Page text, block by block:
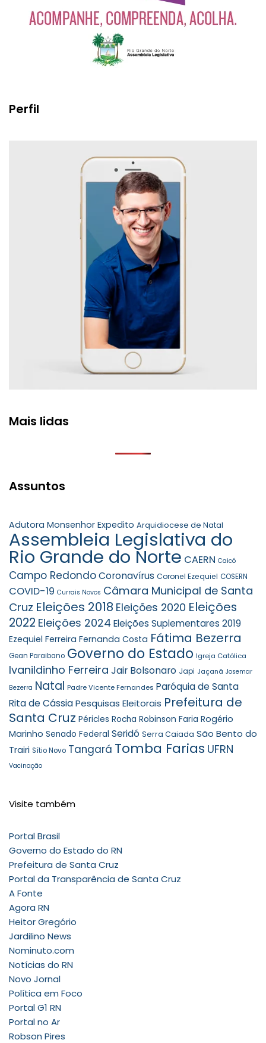
Perfil
Mais lidas
Assuntos
Adutora Monsenhor Expedito Arquidiocese de Natal
Assembleia Legislativa do
Rio Grande do Norte CAERN Caicó
Campo RedondoCoronavírus Coronel Ezequiel COSERN
COVID-19 Currais Novos Câmara Municipal de Santa
Cruz Eleições 2018 Eleições 2020 Eleições
2022 Eleições 2024 Eleições Suplementares 2019
Ezequiel Ferreira Fernanda Costa Fátima Bezerra
Gean Paraibano Governo do Estado Igreja Católica
Ivanildinho Ferreira Jair Bolsonaro Japi Jaçanã Josemar
Bezerra Natal Padre Vicente Fernandes Paróquia de Santa
Rita de CássiaPesquisas Eleitorais Prefeitura de
Santa Cruz Péricles Rocha Robinson Faria Rogério
Marinho Senado Federal Seridó Serra Caiada São Bento do
Trairi Sítio Novo Tangará Tomba Farias UFRN
Vacinação
Visite também
Portal Brasil
Governo do Estado do RN
Prefeitura de Santa Cruz
Portal da Transparência de Santa Cruz
A Fonte
Agora RN
Heitor Gregório
Jardilino News
Nominuto.com
Notícias do RN
Novo Jornal
Política em Foco
Portal G1 RN
Portal no Ar
Robson Pires